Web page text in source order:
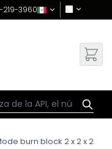
219-3960
burn block 2 x 2 x 2